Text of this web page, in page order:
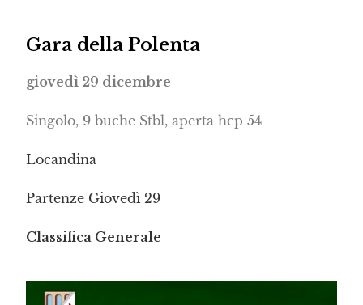
Gara della Polenta
giovedì 29 dicembre
Singolo, 9 buche Stbl, aperta hcp 54
Locandina
Partenze Giovedì 29
Classifica Generale